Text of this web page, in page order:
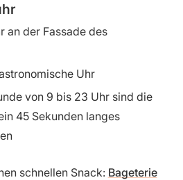
an der Fassade des
Uhr
von 9 bis 23 Uhr sind die
45 Sekunden langes
schnellen Snack: Bageterie